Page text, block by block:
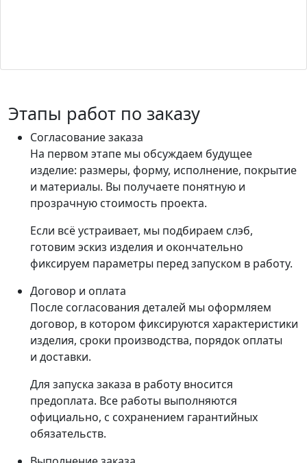
Этапы работ по заказу
Согласование заказа
На первом этапе мы обсуждаем будущее
изделие: размеры, форму, исполнение, покрытие
и материалы. Вы получаете понятную и
прозрачную стоимость проекта.
Если всё устраивает, мы подбираем слэб,
готовим эскиз изделия и окончательно
фиксируем параметры перед запуском в работу.
Договор и оплата
После согласования деталей мы оформляем
договор, в котором фиксируются характеристики
изделия, сроки производства, порядок оплаты
и доставки.
Для запуска заказа в работу вносится
предоплата. Все работы выполняются
официально, с сохранением гарантийных
обязательств.